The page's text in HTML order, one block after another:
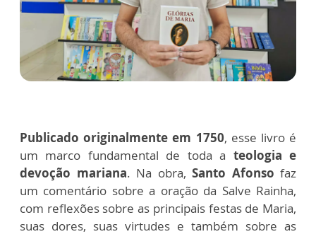
Publicado originalmente em 1750, esse livro é
um marco fundamental de toda a teologia e
devoção mariana. Na obra, Santo Afonso faz
um comentário sobre a oração da Salve Rainha,
com reflexões sobre as principais festas de Maria,
suas dores, suas virtudes e também sobre as